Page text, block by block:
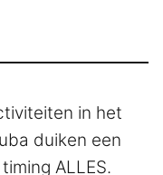
in het
duiken een
ALLES.